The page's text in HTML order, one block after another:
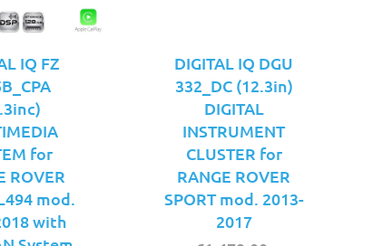
IQ FZ
for
ROVER
mod.
with
DIGITAL IQ DGU
332_DC (12.3in)
DIGITAL
INSTRUMENT
CLUSTER for
RANGE ROVER
SPORT mod. 2013-
2017